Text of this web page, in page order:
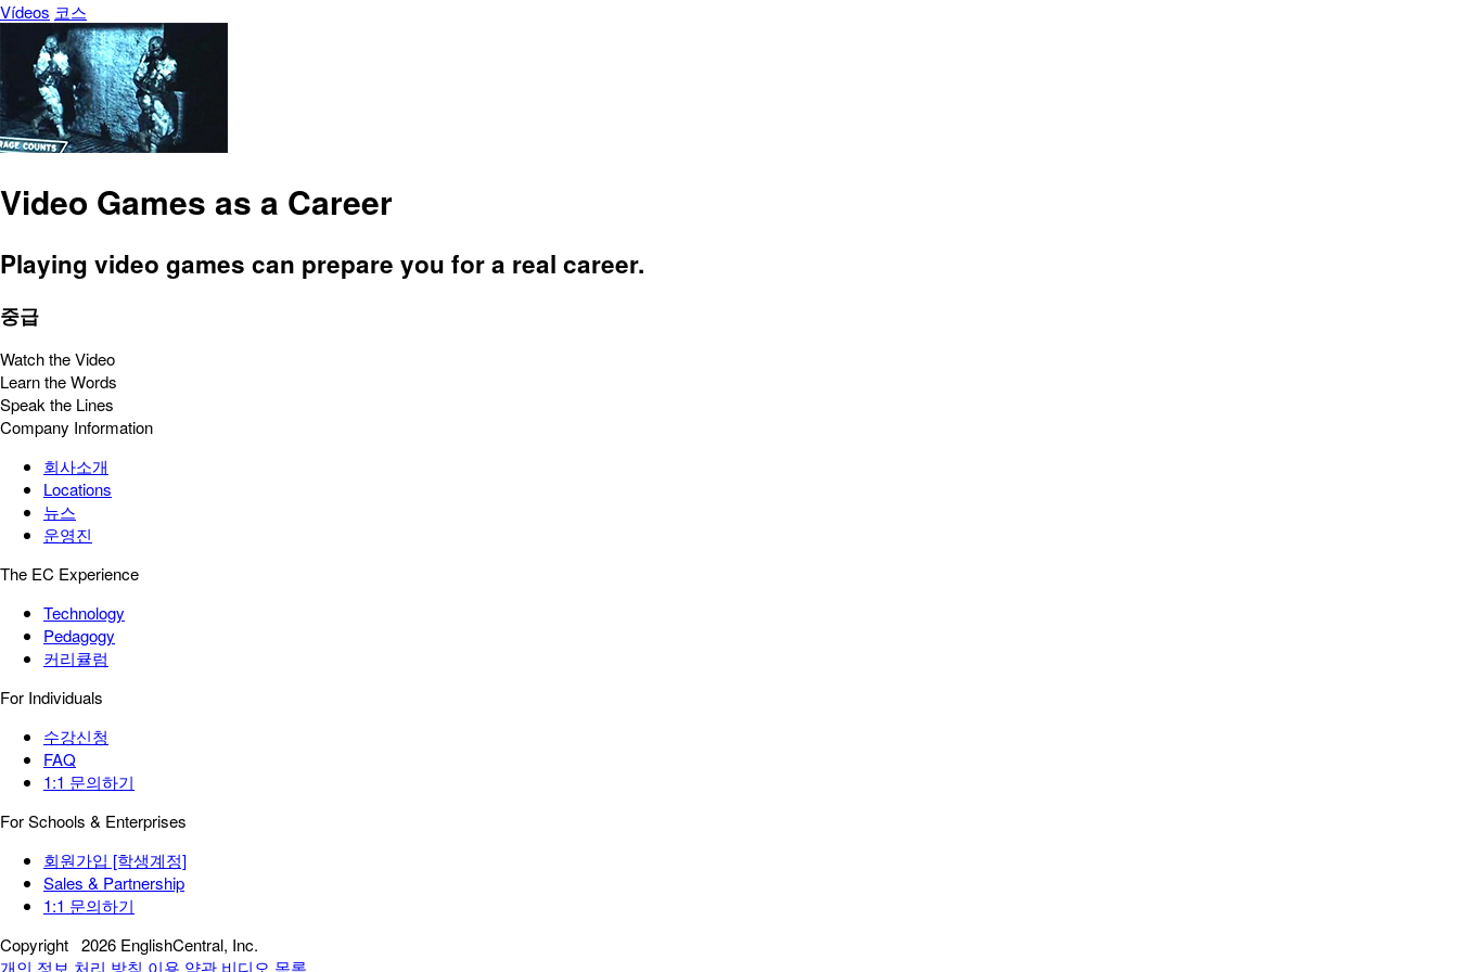
Vídeos 코스
Video Games as a Career
Playing video games can prepare you for a real career.
중급
Watch the Video
Learn the Words
Speak the Lines
Company Information
회사소개
Locations
뉴스
운영진
The EC Experience
Technology
Pedagogy
커리큘럼
For Individuals
수강신청
FAQ
1:1 문의하기
For Schools & Enterprises
회원가입 [학생계정]
Sales & Partnership
1:1 문의하기
Copyright 2026 EnglishCentral, Inc.